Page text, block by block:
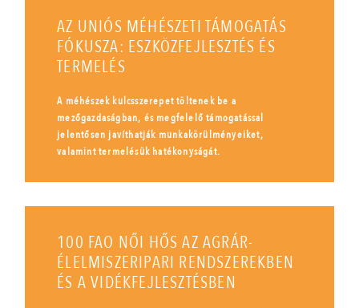
AZ UNIÓS MÉHÉSZETI TÁMOGATÁS
FÓKUSZA: ESZKÖZFEJLESZTÉS ÉS
TERMELÉS
A méhészek kulcsszerepet töltenek be a
mezőgazdaságban, és megfelelő támogatással
jelentősen javíthatják munkakörülményeiket,
valamint termelésük hatékonyságát.
100 FAO NŐI HŐS AZ AGRÁR-
ÉLELMISZERIPARI RENDSZEREKBEN
ÉS A VIDÉKFEJLESZTÉSBEN